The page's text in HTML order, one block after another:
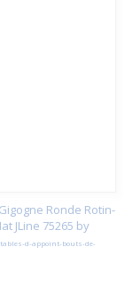
Ronde Rotin-
JLine 75265 by
tables-d-appoint-bouts-de-